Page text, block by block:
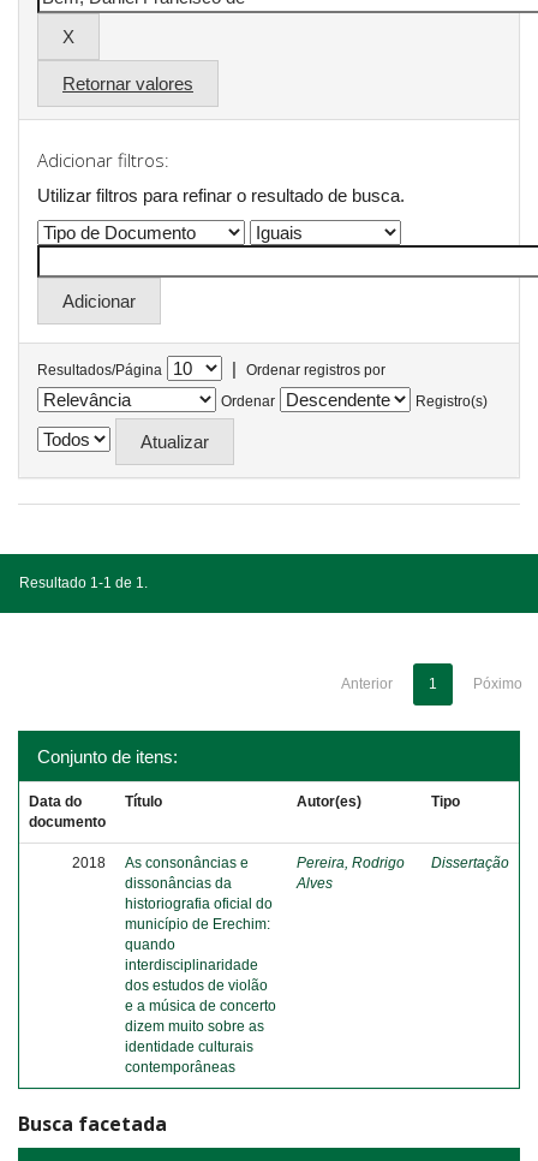
Retornar valores
Adicionar filtros:
Utilizar filtros para refinar o resultado de busca.
Resultados/Página |
Ordenar registros por
Ordenar
Registro(s)
Resultado 1-1 de 1.
Anterior 1 Póximo
Conjunto de itens:
Data do
documento
Título Autor(es) Tipo
2018
As consonâncias e
dissonâncias da
historiografia oficial do
município de Erechim:
quando
interdisciplinaridade
dos estudos de violão
e a música de concerto
dizem muito sobre as
identidade culturais
contemporâneas
Pereira, Rodrigo
Alves
Dissertação
Busca facetada